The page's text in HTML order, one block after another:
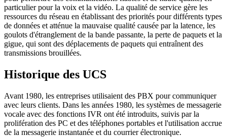
particulier pour la voix et la vidéo. La qualité de service gère les
ressources du réseau en établissant des priorités pour différents types
de données et atténue la mauvaise qualité causée par la latence, les
goulots d'étranglement de la bande passante, la perte de paquets et la
gigue, qui sont des déplacements de paquets qui entraînent des
transmissions brouillées.
Historique des UCS
Avant 1980, les entreprises utilisaient des PBX pour communiquer
avec leurs clients. Dans les années 1980, les systèmes de messagerie
vocale avec des fonctions IVR ont été introduits, suivis par la
prolifération des PC et des téléphones portables et l'utilisation accrue
de la messagerie instantanée et du courrier électronique.